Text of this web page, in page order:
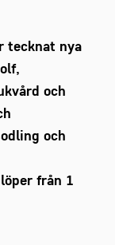
tecknat nya
och
och
från 1